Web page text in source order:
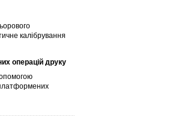
калібрування
операцій друку